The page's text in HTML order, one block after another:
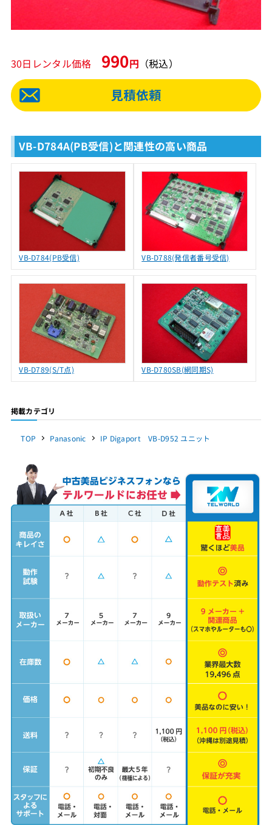
30日レンタル価格 990円 （税込）
VB-D784A(PB受信)と関連性の高い商品
VB-D784(PB受信) VB-D788(発信者番号受信)
VB-D789(S/T点) VB-D780SB(網同期S)
掲載カテゴリ
TOP Panasonic IP Digaport VB-D952 ユニット